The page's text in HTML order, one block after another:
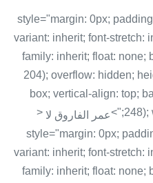
< style="margin: 0px;
variant: inherit; font-stretch:
family: inherit; float: none;
204); overflow: hidden;
box; vertical-align: top;
248);
عمر الفاروق لا <
style="margin: 0px;
variant: inherit; font-stretch:
family: inherit; float: none;